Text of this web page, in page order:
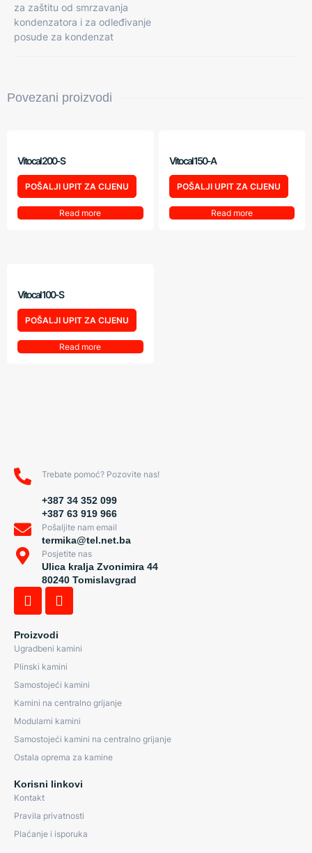
za zaštitu od smrzavanja
kondenzatora i za odleđivanje
posude za kondenzat
Povezani proizvodi
Vitocal 200-S
POŠALJI UPIT ZA CIJENU
Read more
Vitocal 150-A
POŠALJI UPIT ZA CIJENU
Read more
Vitocal 100-S
POŠALJI UPIT ZA CIJENU
Read more
Trebate pomoć? Pozovite nas!
+387 34 352 099
+387 63 919 966
Pošaljite nam email
termika@tel.net.ba
Posjetite nas
Ulica kralja Zvonimira 44
80240 Tomislavgrad
Proizvodi
Ugradbeni kamini
Plinski kamini
Samostojeći kamini
Kamini na centralno grijanje
Modularni kamini
Samostojeći kamini na centralno grijanje
Ostala oprema za kamine
Korisni linkovi
Kontakt
Pravila privatnosti
Plaćanje i isporuka